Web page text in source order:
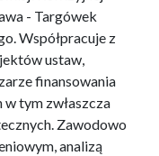
- Targówek
Współpracuje z
ustaw,
finansowania
tym zwłaszcza
Zawodowo
analizą